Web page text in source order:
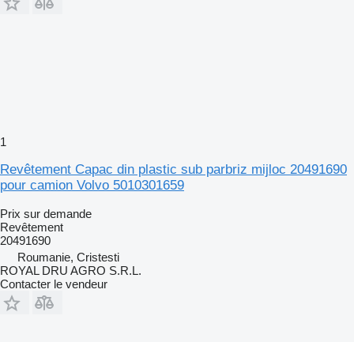
1
Revêtement Capac din plastic sub parbriz mijloc 20491690
pour camion Volvo 5010301659
Prix sur demande
Revêtement
20491690
Roumanie, Cristesti
ROYAL DRU AGRO S.R.L.
Contacter le vendeur